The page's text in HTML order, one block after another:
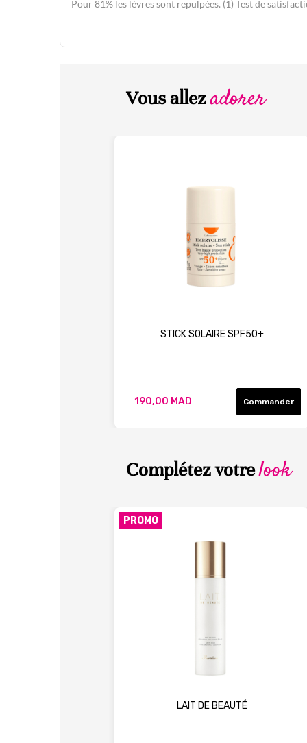
Pour 81% les lèvres sont repulpées. (1) Test de
Vous allezadorer
STICK SOLAIRE SPF50+
190,00 MAD Commander
Complétez votrelook
PROMO
LAIT DE BEAUTÉ